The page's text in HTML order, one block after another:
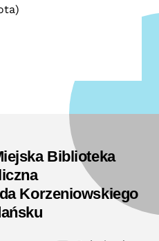
Biblioteka
Korzeniowskiego